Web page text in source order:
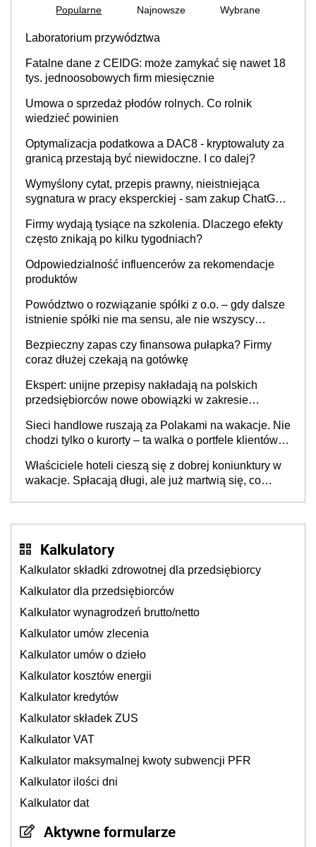
Popularne Najnowsze Wybrane
Laboratorium przywództwa
Fatalne dane z CEIDG: może zamykać się nawet 18
tys. jednoosobowych firm miesięcznie
Umowa o sprzedaż płodów rolnych. Co rolnik
wiedzieć powinien
Optymalizacja podatkowa a DAC8 - kryptowaluty za
granicą przestają być niewidoczne. I co dalej?
Wymyślony cytat, przepis prawny, nieistniejąca
sygnatura w pracy eksperckiej - sam zakup ChatGPT
Firmy wydają tysiące na szkolenia. Dlaczego efekty
często znikają po kilku tygodniach?
Odpowiedzialność influencerów za rekomendacje
produktów
Powództwo o rozwiązanie spółki z o.o. – gdy dalsze
istnienie spółki nie ma sensu, ale nie wszyscy
Bezpieczny zapas czy finansowa pułapka? Firmy
coraz dłużej czekają na gotówkę
Ekspert: unijne przepisy nakładają na polskich
przedsiębiorców nowe obowiązki w zakresie
Sieci handlowe ruszają za Polakami na wakacje. Nie
chodzi tylko o kurorty – ta walka o portfele klientów
cichu
Właściciele hoteli cieszą się z dobrej koniunktury w
wakacje. Spłacają długi, ale już martwią się, co
Kalkulatory
Kalkulator składki zdrowotnej dla przedsiębiorcy
Kalkulator dla przedsiębiorców
Kalkulator wynagrodzeń brutto/netto
Kalkulator umów zlecenia
Kalkulator umów o dzieło
Kalkulator kosztów energii
Kalkulator kredytów
Kalkulator składek ZUS
Kalkulator VAT
Kalkulator maksymalnej kwoty subwencji PFR
Kalkulator ilości dni
Kalkulator dat
Aktywne formularze